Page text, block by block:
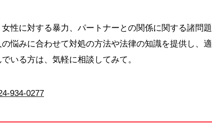
性に対する暴力、パートナーとの関係に関する諸問題
悩みに合わせて対処の方法や法律の知識を提供し、適
いる方は、気軽に相談してみて。
934-0277